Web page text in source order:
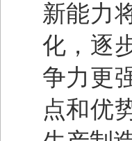
新能力
化，逐
争力更
点和优